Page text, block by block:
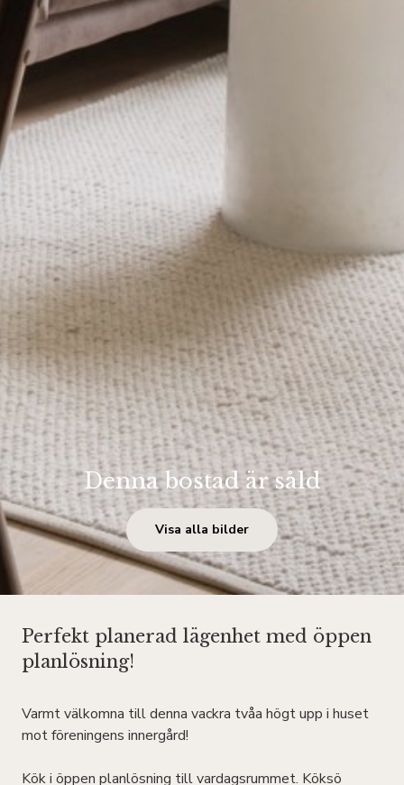
Denna bostad är såld
Visa alla bilder
Perfekt planerad lägenhet med öppen
planlösning!
Varmt välkomna till denna vackra tvåa högt upp i huset
mot föreningens innergård!
Kök i öppen planlösning till vardagsrummet. Köksö